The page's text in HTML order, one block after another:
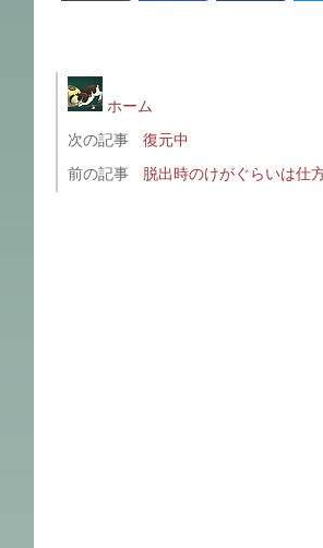
ホーム
次の記事
復元中
前の記事
脱出時のけがぐらいは仕